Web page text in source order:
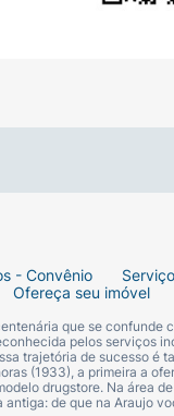
- Convênio
Ofereça seu imóvel
que se confunde
pelos serviços
trajetória de sucesso é
(1933), a primeira a
drugstore. Na área
de que na Araujo